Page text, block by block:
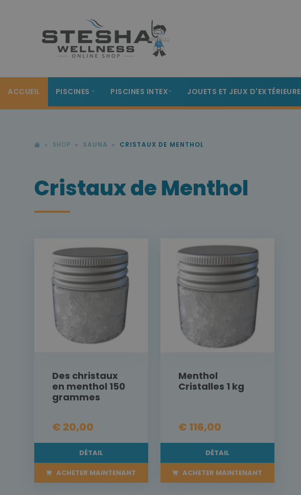
ACCUEIL PISCINES PISCINES INTEX JOUETS ET JEUX D'EXTÉRIEURE
SHOP SAUNA CRISTAUX DE MENTHOL
Cristaux de Menthol
Des christaux
en menthol 150
grammes
€ 20,00
DÉTAIL
ACHETER MAINTENANT
Menthol
Cristalles 1 kg
€ 116,00
DÉTAIL
ACHETER MAINTENANT